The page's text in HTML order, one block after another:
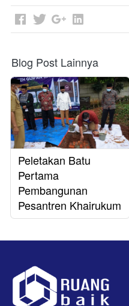
Blog Post Lainnya
Peletakan Batu
Pertama
Pembangunan
Pesantren Khairukum